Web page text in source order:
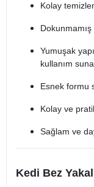
Kolay
Yumuşak
kullanım
Esnek formu
Kolay ve
Sağlam ve
Kedi Bez